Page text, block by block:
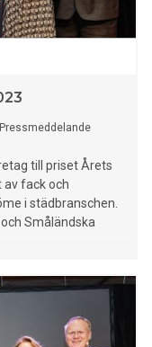
Pressmeddelande
till priset Årets
av fack och
i städbranschen.
Småländska